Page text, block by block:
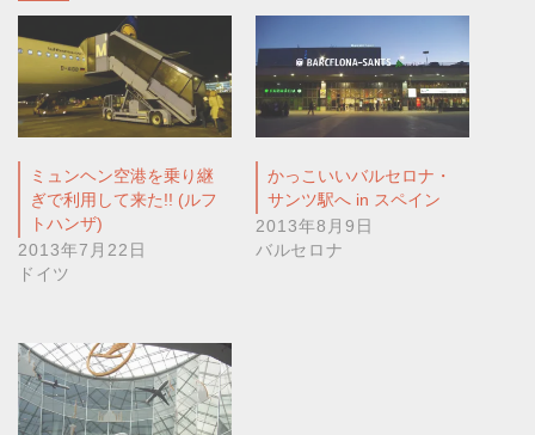
ミュンヘン空港を乗り継
ぎで利用して来た!! (ルフ
トハンザ)
2013年7月22日
ドイツ
かっこいいバルセロナ・
サンツ駅へ in スペイン
2013年8月9日
バルセロナ